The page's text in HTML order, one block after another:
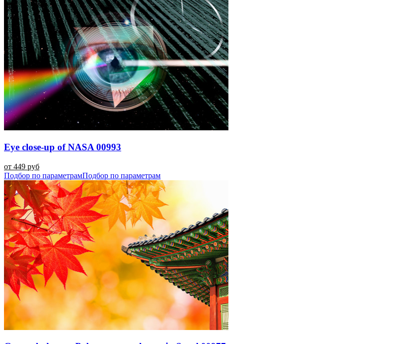
Eye close-up of NASA 00993
от 449 руб
Подбор по параметрамПодбор по параметрам